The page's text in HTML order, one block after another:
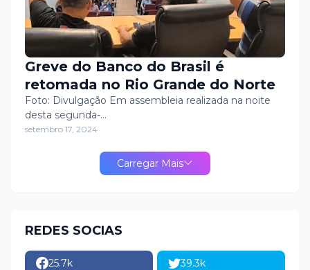
Greve do Banco do Brasil é
retomada no Rio Grande do Norte
Foto: Divulgação Em assembleia realizada na noite
desta segunda-…
setembro 17, 2024
Carregar Mais
REDES SOCIAS
25.7k 39.3k